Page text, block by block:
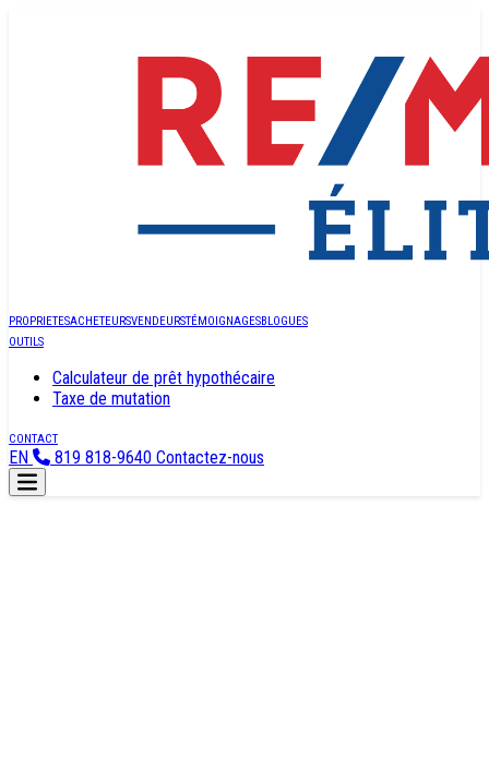
PROPRIETESACHETEURSVENDEURSTÉMOIGNAGESBLOGUES
OUTILS
Calculateur de prêt hypothécaire
Taxe de mutation
CONTACT
EN 819 818-9640 Contactez-nous